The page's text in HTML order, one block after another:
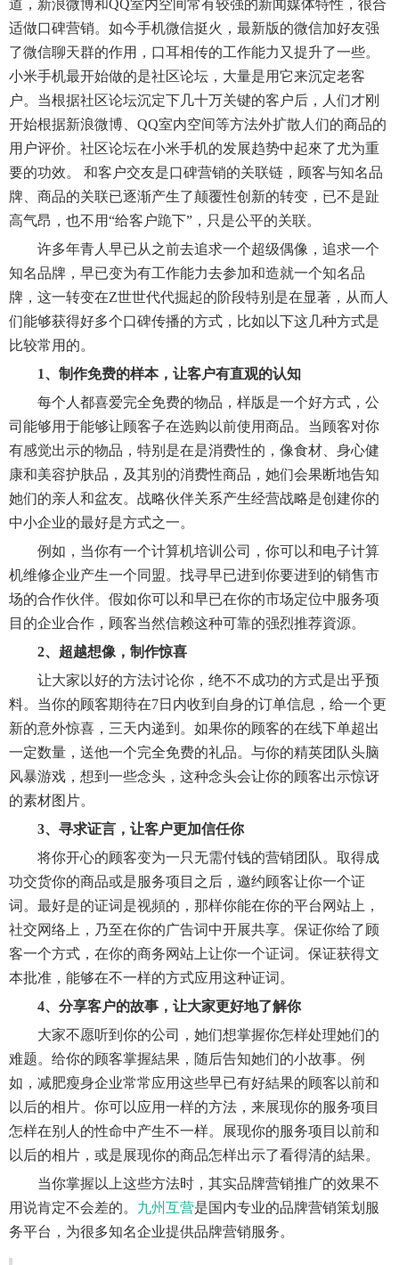
道，新浪微博和QQ室内空间常有较强的新闻媒体特性，很合
适做口碑营销。如今手机微信挺火，最新版的微信加好友强
了微信聊天群的作用，口耳相传的工作能力又提升了一些。
小米手机最开始做的是社区论坛，大量是用它来沉定老客
户。当根据社区论坛沉定下几十万关键的客户后，人们才刚
开始根据新浪微博、QQ室内空间等方法外扩散人们的商品的
用户评价。社区论坛在小米手机的发展趋势中起來了尤为重
要的功效。 和客户交友是口碑营销的关联链，顾客与知名品
牌、商品的关联已逐渐产生了颠覆性创新的转变，已不是趾
高气昂，也不用“给客户跪下”，只是公平的关联。
许多年青人早已从之前去追求一个超级偶像，追求一个
知名品牌，早已变为有工作能力去参加和造就一个知名品
牌，这一转变在Z世世代代掘起的阶段特别是在显著，从而人
们能够获得好多个口碑传播的方式，比如以下这几种方式是
比较常用的。
1、制作免费的样本，让客户有直观的认知
每个人都喜爱完全免费的物品，样版是一个好方式，公
司能够用于能够让顾客子在选购以前使用商品。当顾客对你
有感觉出示的物品，特别是在是消费性的，像食材、身心健
康和美容护肤品，及其别的消费性商品，她们会果断地告知
她们的亲人和盆友。战略伙伴关系产生经营战略是创建你的
中小企业的最好是方式之一。
例如，当你有一个计算机培训公司，你可以和电子计算
机维修企业产生一个同盟。找寻早已进到你要进到的销售市
场的合作伙伴。假如你可以和早已在你的市场定位中服务项
目的企业合作，顾客当然信赖这种可靠的强烈推荐資源。
2、超越想像，制作惊喜
让大家以好的方法讨论你，绝不不成功的方式是出乎预
料。当你的顾客期待在7日内收到自身的订单信息，给一个更
新的意外惊喜，三天内递到。如果你的顾客的在线下单超出
一定数量，送他一个完全免费的礼品。与你的精英团队头脑
风暴游戏，想到一些念头，这种念头会让你的顾客出示惊讶
的素材图片。
3、寻求证言，让客户更加信任你
将你开心的顾客变为一只无需付钱的营销团队。取得成
功交货你的商品或是服务项目之后，邀约顾客让你一个证
词。最好是的证词是视頻的，那样你能在你的平台网站上，
社交网络上，乃至在你的广告词中开展共享。保证你给了顾
客一个方式，在你的商务网站上让你一个证词。保证获得文
本批准，能够在不一样的方式应用这种证词。
4、分享客户的故事，让大家更好地了解你
大家不愿听到你的公司，她们想掌握你怎样处理她们的
难题。给你的顾客掌握結果，随后告知她们的小故事。例
如，减肥瘦身企业常常应用这些早已有好結果的顾客以前和
以后的相片。你可以应用一样的方法，来展现你的服务项目
怎样在别人的性命中产生不一样。展现你的服务项目以前和
以后的相片，或是展现你的商品怎样出示了看得清的結果。
当你掌握以上这些方法时，其实品牌营销推广的效果不
用说肯定不会差的。 九州互营是国内专业的品牌营销策划服
务平台，为很多知名企业提供品牌营销服务。